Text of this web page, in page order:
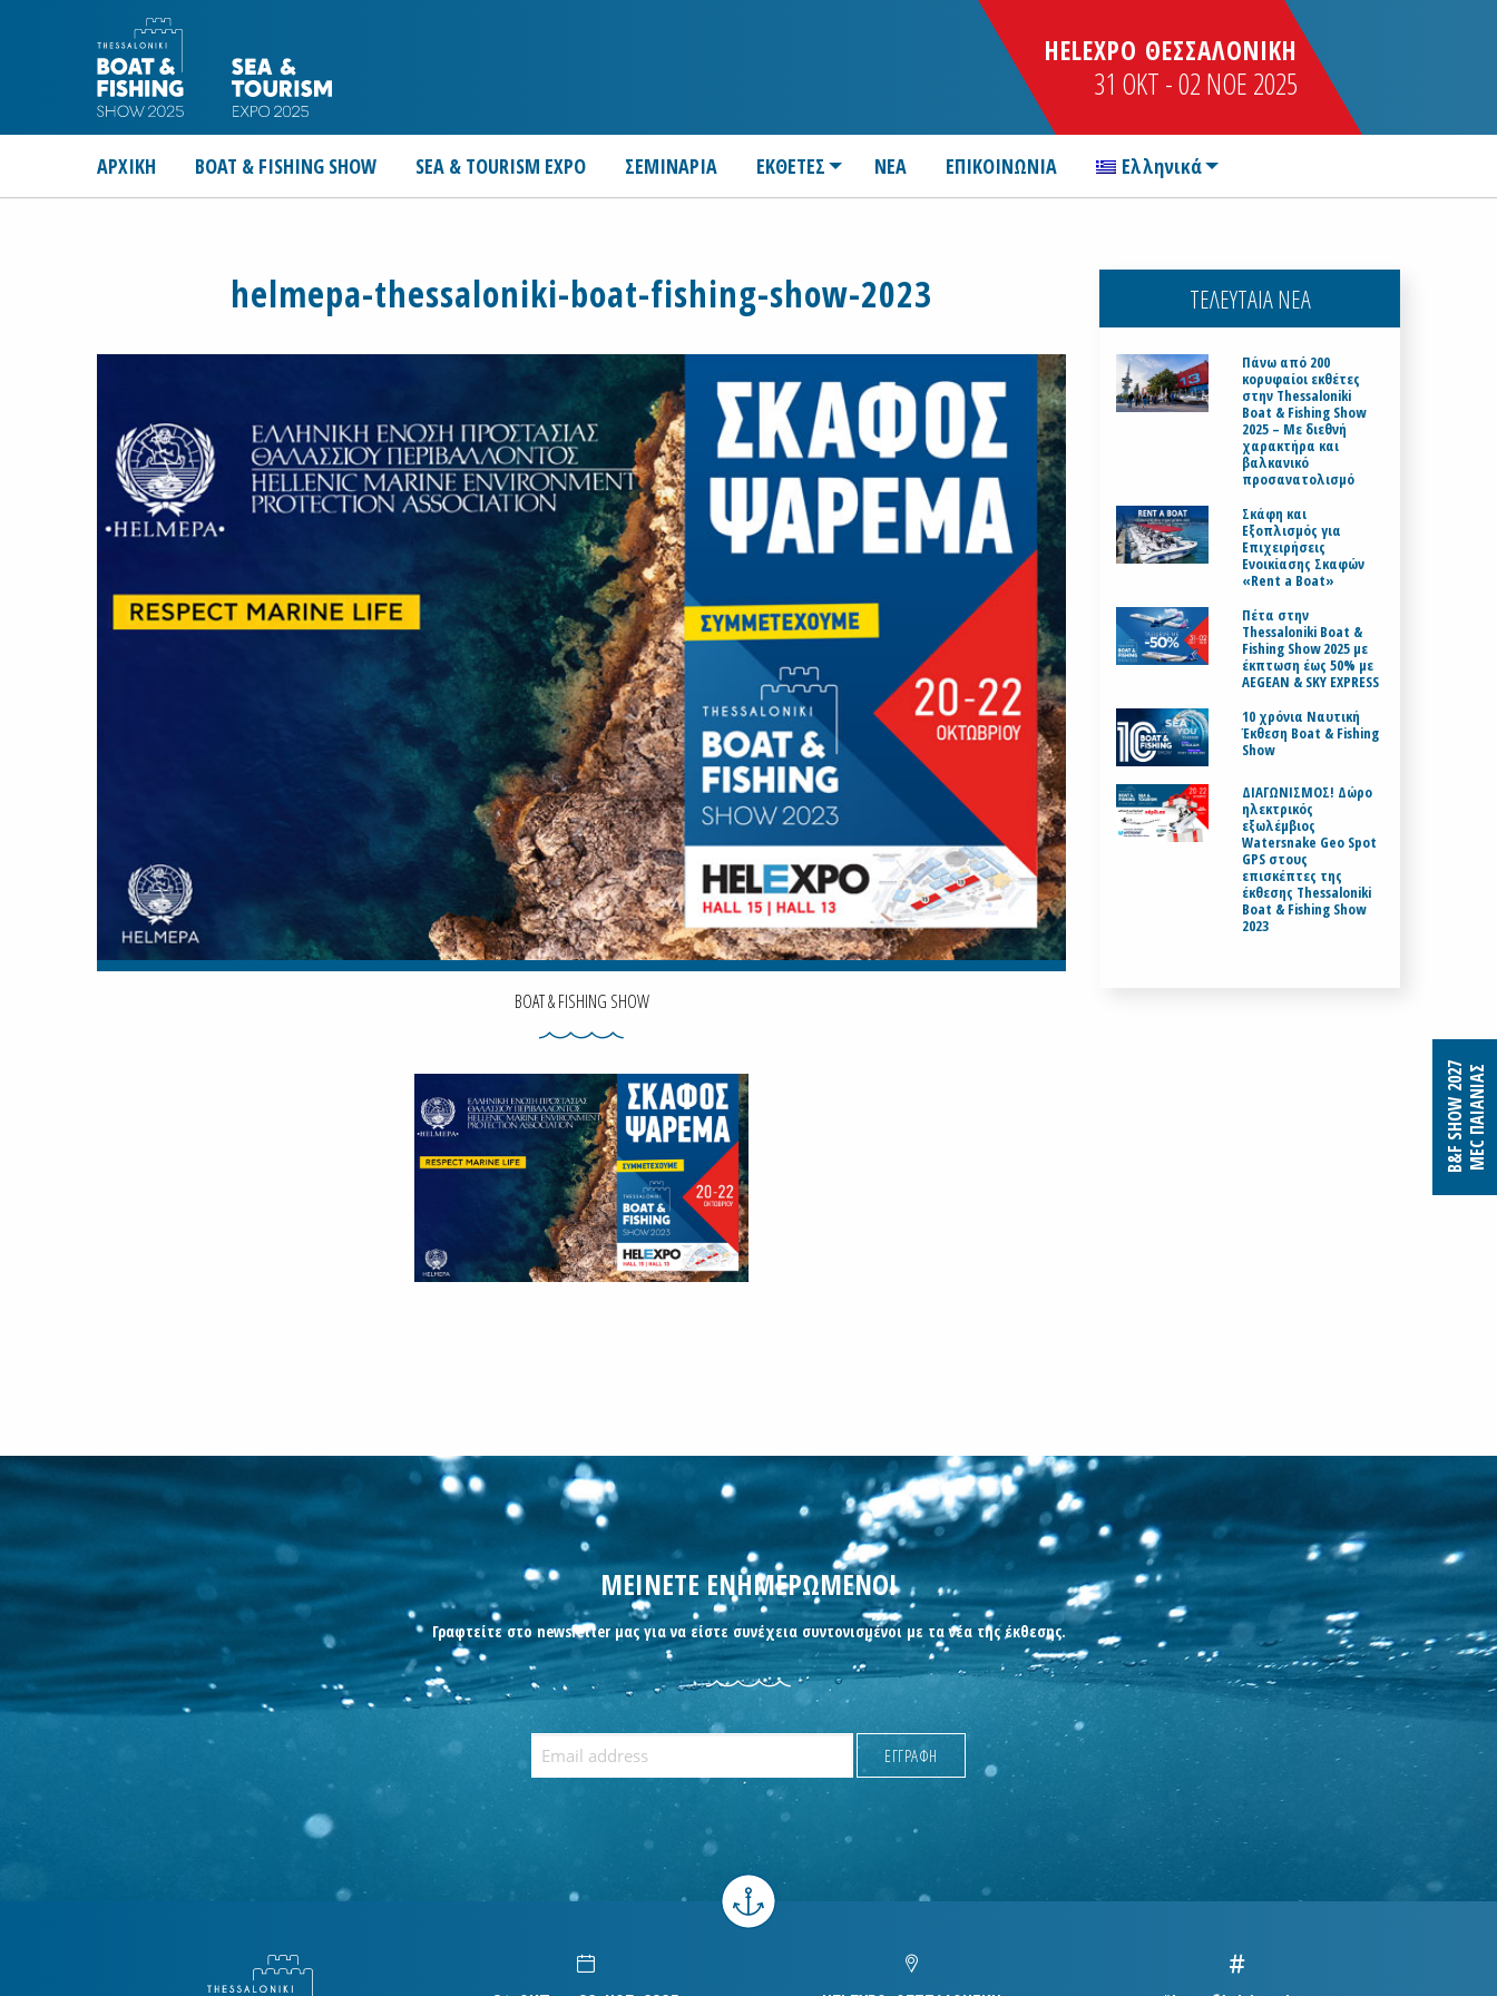
HELEXPO ΘΕΣΣΑΛΟΝΙΚΗ
31 OKT - 02 NOE 2025
ΑΡΧΙΚΗ BOAT & FISHING SHOW SEA & TOURISM EXPO ΣΕΜΙΝΑΡΙΑ ΕΚΘΕΤΕΣ ΝΕΑ ΕΠΙΚΟΙΝΩΝΙΑ Ελληνικά
helmepa-thessaloniki-boat-fishing-show-2023
BOAT & FISHING SHOW
ΤΕΛΕΥΤΑΙΑ ΝΕΑ
Πάνω από 200
κορυφαίοι εκθέτες
στην Thessaloniki
Boat & Fishing Show
2025 – Με διεθνή
χαρακτήρα και
βαλκανικό
προσανατολισμό
Σκάφη και
Εξοπλισμός για
Επιχειρήσεις
Ενοικίασης Σκαφών
«Rent a Boat»
Πέτα στην
Thessaloniki Boat &
Fishing Show 2025 με
έκπτωση έως 50% με
AEGEAN & SKY EXPRESS
10 χρόνια Ναυτική
Έκθεση Boat & Fishing
Show
ΔΙΑΓΩΝΙΣΜΟΣ! Δώρο
ηλεκτρικός
εξωλέμβιος
Watersnake Geo Spot
GPS στους
επισκέπτες της
έκθεσης Thessaloniki
Boat & Fishing Show
2023
B&F SHOW 2027MEC ΠΑΙΑΝΙΑΣ
ΜΕΙΝΕΤΕ ΕΝΗΜΕΡΩΜΕΝΟΙ
Γραφτείτε στο newsletter μας για να είστε συνέχεια συντονισμένοι με τα νέα της έκθεσης.